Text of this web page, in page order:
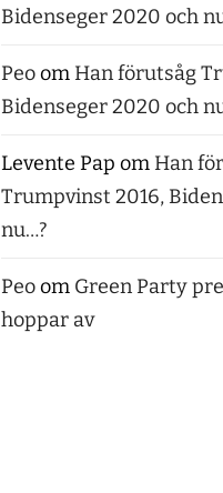
Bidenseger 2020 och
Peoom Han förutsåg
Bidenseger 2020 och
Levente Pap om Han
Trumpvinst 2016,
nu…?
Peoom Green Party
hoppar av